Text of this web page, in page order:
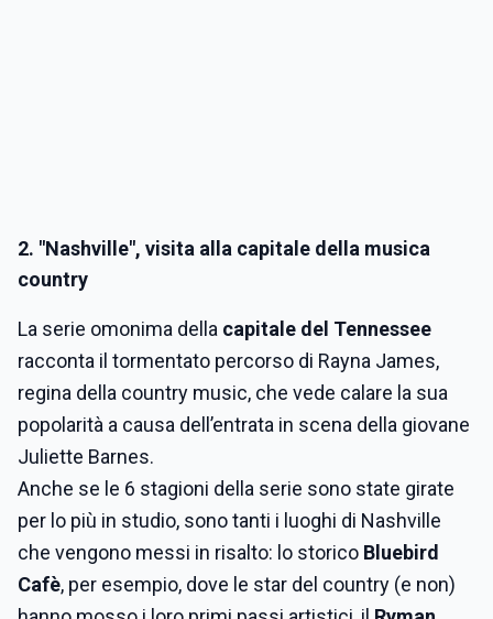
2. "Nashville", visita alla capitale della musica
country
La serie omonima della capitale del Tennessee
racconta il tormentato percorso di Rayna James,
regina della country music, che vede calare la sua
popolarità a causa dell’entrata in scena della giovane
Juliette Barnes.
Anche se le 6 stagioni della serie sono state girate
per lo più in studio, sono tanti i luoghi di Nashville
che vengono messi in risalto: lo storico Bluebird
Cafè, per esempio, dove le star del country (e non)